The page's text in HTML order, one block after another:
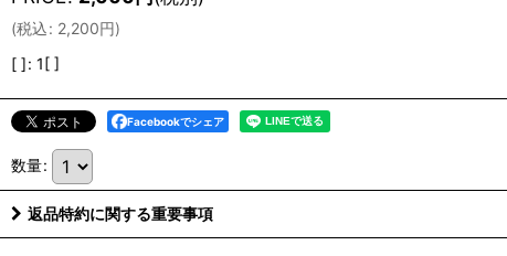
(税込: 2,200円)
[ ]: 1[ ]
Facebookでシェア
数量:
返品特約に関する重要事項